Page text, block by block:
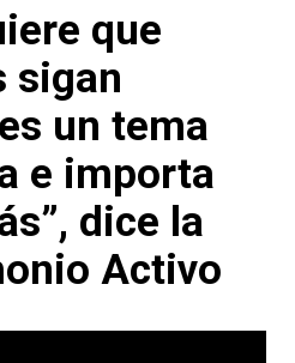
que
sigan
un tema
e importa
dice la
Activo